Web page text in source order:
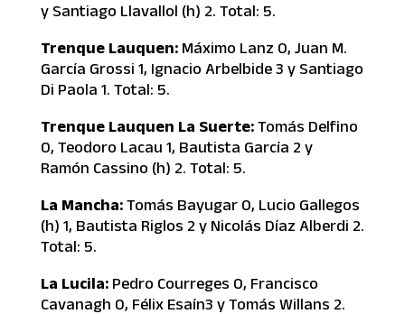
y Santiago Llavallol (h) 2. Total: 5.
Trenque Lauquen: Máximo Lanz 0, Juan M.
García Grossi 1, Ignacio Arbelbide 3 y Santiago
Di Paola 1. Total: 5.
Trenque Lauquen La Suerte: Tomás Delfino
0, Teodoro Lacau 1, Bautista García 2 y
Ramón Cassino (h) 2. Total: 5.
La Mancha: Tomás Bayugar 0, Lucio Gallegos
(h) 1, Bautista Riglos 2 y Nicolás Díaz Alberdi 2.
Total: 5.
La Lucila: Pedro Courreges 0, Francisco
Cavanagh 0, Félix Esaín3 y Tomás Willans 2.